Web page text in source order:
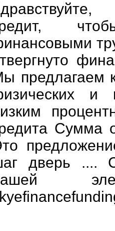
предлагаем
и
Сумма
дверь ....